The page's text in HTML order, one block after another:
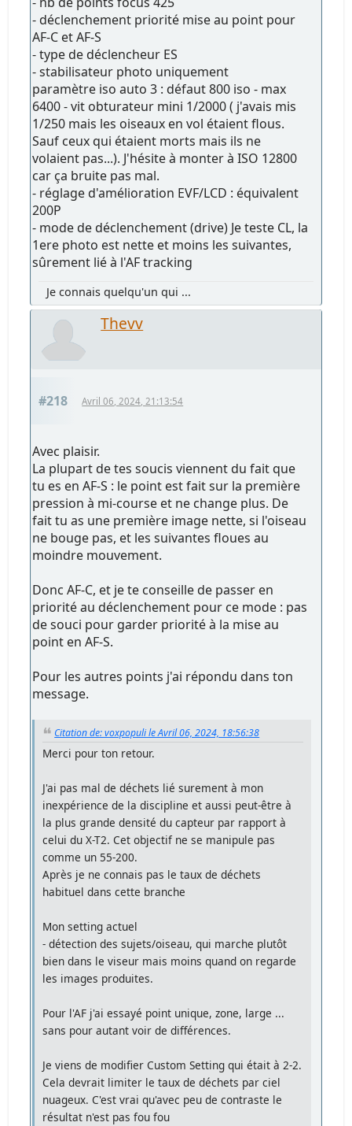
- déclenchement priorité mise au point pour
AF-C et AF-S
- type de déclencheur ES
- stabilisateur photo uniquement
paramètre iso auto 3 : défaut 800 iso - max
6400 - vit obturateur mini 1/2000 ( j'avais mis
1/250 mais les oiseaux en vol étaient flous.
Sauf ceux qui étaient morts mais ils ne
volaient pas...). J'hésite à monter à ISO 12800
car ça bruite pas mal.
- réglage d'amélioration EVF/LCD : équivalent
200P
- mode de déclenchement (drive) Je teste CL, la
1ere photo est nette et moins les suivantes,
sûrement lié à l'AF tracking
Je connais quelqu'un qui ...
Thevv
#218 Avril 06, 2024, 21:13:54
Avec plaisir.
La plupart de tes soucis viennent du fait que
tu es en AF-S : le point est fait sur la première
pression à mi-course et ne change plus. De
fait tu as une première image nette, si l'oiseau
ne bouge pas, et les suivantes floues au
moindre mouvement.
Donc AF-C, et je te conseille de passer en
priorité au déclenchement pour ce mode : pas
de souci pour garder priorité à la mise au
point en AF-S.
Pour les autres points j'ai répondu dans ton
message.
Citation de: voxpopuli le Avril 06, 2024, 18:56:38
Merci pour ton retour.
J'ai pas mal de déchets lié surement à mon
inexpérience de la discipline et aussi peut-être à
la plus grande densité du capteur par rapport à
celui du X-T2. Cet objectif ne se manipule pas
comme un 55-200.
Après je ne connais pas le taux de déchets
habituel dans cette branche
Mon setting actuel
- détection des sujets/oiseau, qui marche plutôt
bien dans le viseur mais moins quand on regarde
les images produites.
Pour l'AF j'ai essayé point unique, zone, large ...
sans pour autant voir de différences.
Je viens de modifier Custom Setting qui était à 2-2.
Cela devrait limiter le taux de déchets par ciel
nuageux. C'est vrai qu'avec peu de contraste le
résultat n'est pas fou fou